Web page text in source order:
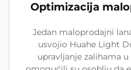
Optimizacija
Jedan maloprodajni
usvojio Huahe Light
upravljanje zalihama